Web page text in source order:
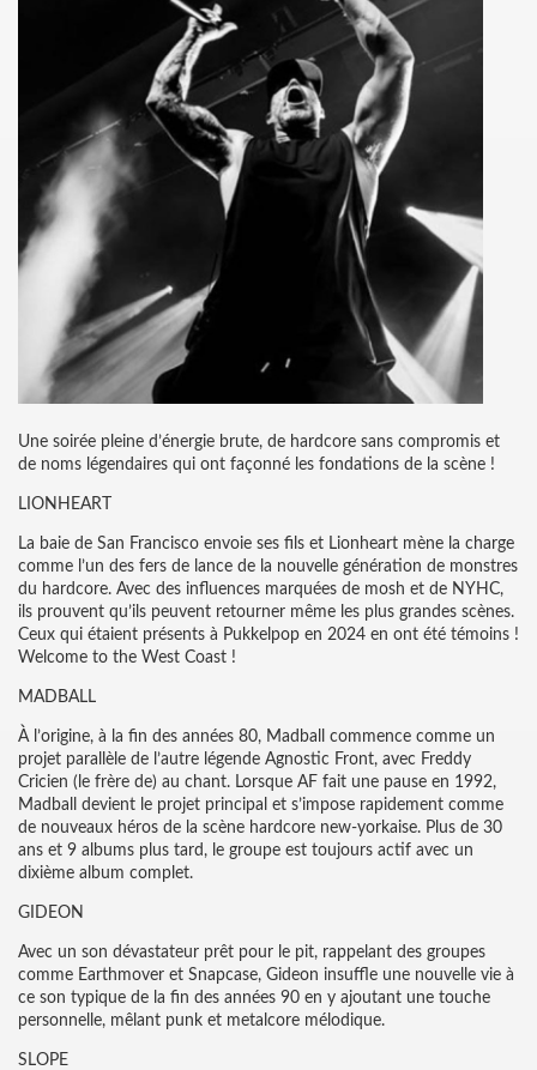
Une soirée pleine d’énergie brute, de hardcore sans compromis et
de noms légendaires qui ont façonné les fondations de la scène !
LIONHEART
La baie de San Francisco envoie ses fils et Lionheart mène la charge
comme l’un des fers de lance de la nouvelle génération de monstres
du hardcore. Avec des influences marquées de mosh et de NYHC,
ils prouvent qu’ils peuvent retourner même les plus grandes scènes.
Ceux qui étaient présents à Pukkelpop en 2024 en ont été témoins !
Welcome to the West Coast !
MADBALL
À l’origine, à la fin des années 80, Madball commence comme un
projet parallèle de l’autre légende Agnostic Front, avec Freddy
Cricien (le frère de) au chant. Lorsque AF fait une pause en 1992,
Madball devient le projet principal et s’impose rapidement comme
de nouveaux héros de la scène hardcore new-yorkaise. Plus de 30
ans et 9 albums plus tard, le groupe est toujours actif avec un
dixième album complet.
GIDEON
Avec un son dévastateur prêt pour le pit, rappelant des groupes
comme Earthmover et Snapcase, Gideon insuffle une nouvelle vie à
ce son typique de la fin des années 90 en y ajoutant une touche
personnelle, mêlant punk et metalcore mélodique.
SLOPE